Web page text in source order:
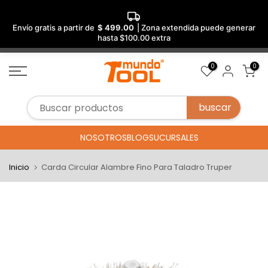
Envío gratis a partir de $ 499.00
| Zona extendida puede generar
hasta $100.00 extra
Saltar
al
0 0
NOSOTROSBLOGSUCURSALES
Inicio Carda Circular Alambre Fino Para Taladro Truper